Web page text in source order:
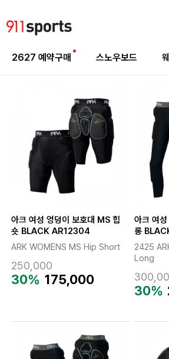
2627 예약구매 스노우보드
아크 여성 엉덩이 보호대 MS 힙
숏 BLACK AR12304
ARK WOMENS MS Hip Short
250,000
30% 175,000
아크 여
롱
2425
Long
30%